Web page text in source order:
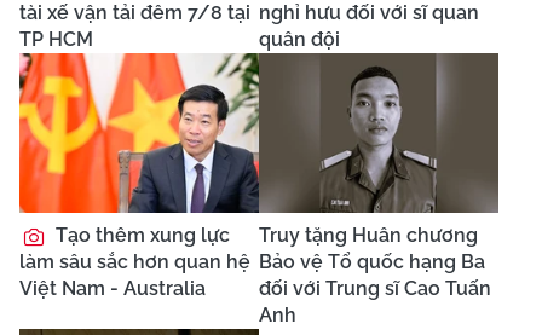
tài xế vận tải đêm 7/8 tại
TP HCM
nghỉ hưu đối với sĩ quan
quân đội
Tạo thêm xung lực
làm sâu sắc hơn quan hệ
Việt Nam - Australia
Truy tặng Huân chương
Bảo vệ Tổ quốc hạng Ba
đối với Trung sĩ Cao Tuấn
Anh